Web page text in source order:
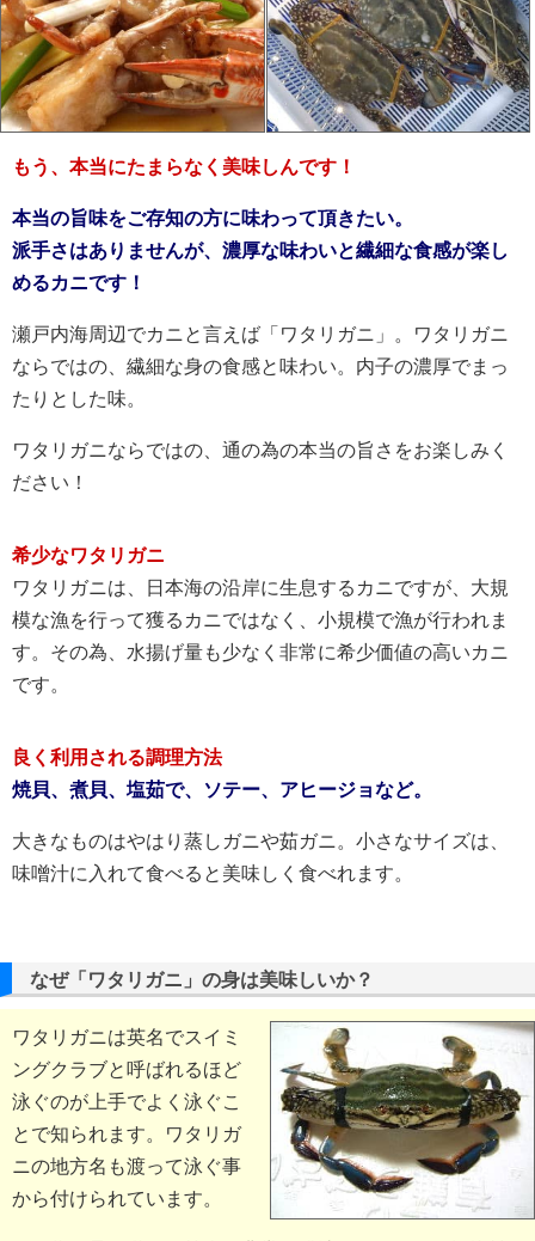
もう、本当にたまらなく美味しんです！
本当の旨味をご存知の方に味わって頂きたい。
派手さはありませんが、濃厚な味わいと繊細な食感が楽し
めるカニです！
瀬戸内海周辺でカニと言えば「ワタリガニ」。ワタリガニ
ならではの、繊細な身の食感と味わい。内子の濃厚でまっ
たりとした味。
ワタリガニならではの、通の為の本当の旨さをお楽しみく
ださい！
希少なワタリガニ
ワタリガニは、日本海の沿岸に生息するカニですが、大規
模な漁を行って獲るカニではなく、小規模で漁が行われま
す。その為、水揚げ量も少なく非常に希少価値の高いカニ
です。
良く利用される調理方法
焼貝、煮貝、塩茹で、ソテー、アヒージョなど。
大きなものはやはり蒸しガニや茹ガニ。小さなサイズは、
味噌汁に入れて食べると美味しく食べれます。
なぜ「ワタリガニ」の身は美味しいか？
ワタリガニは英名でスイミ
ングクラブと呼ばれるほど
泳ぐのが上手でよく泳ぐこ
とで知られます。ワタリガ
ニの地方名も渡って泳ぐ事
から付けられています。